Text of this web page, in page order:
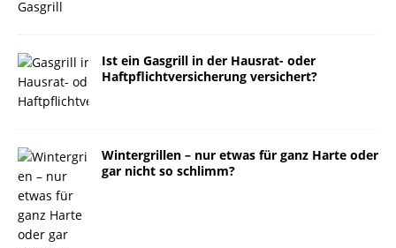
Ist ein Gasgrill in der Hausrat- oder
Haftpflichtversicherung versichert?
Wintergrillen – nur etwas für ganz Harte oder
gar nicht so schlimm?